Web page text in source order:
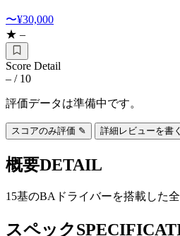
〜¥30,000
★ –
Score Detail
– / 10
評価データは準備中です。
スコアのみ評価 ✎ 詳細レビューを書
概要DETAIL
15基のBAドライバーを搭載した
スペック